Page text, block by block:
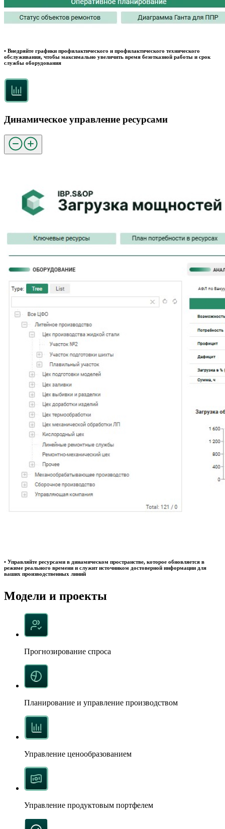
• Внедряйте графики профилактического и профилактического технического
обслуживания, чтобы максимально увеличить время безотказной работы и срок
службы оборудования
Динамическое управление ресурсами
• Управляйте ресурсами в динамическом пространстве, которое обновляется в
режиме реального времени и служит источником достоверной информации для
ваших производственных линий
Модели и проекты
Прогнозирование спроса
Планирование и управление производством
Управление ценообразованием
Управление продуктовым портфелем